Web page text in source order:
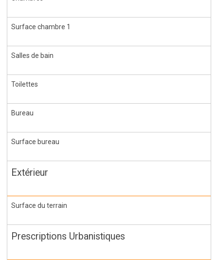
Surface chambre 1
Salles de bain
Toilettes
Bureau
Surface bureau
Extérieur
Surface du terrain
Prescriptions Urbanistiques